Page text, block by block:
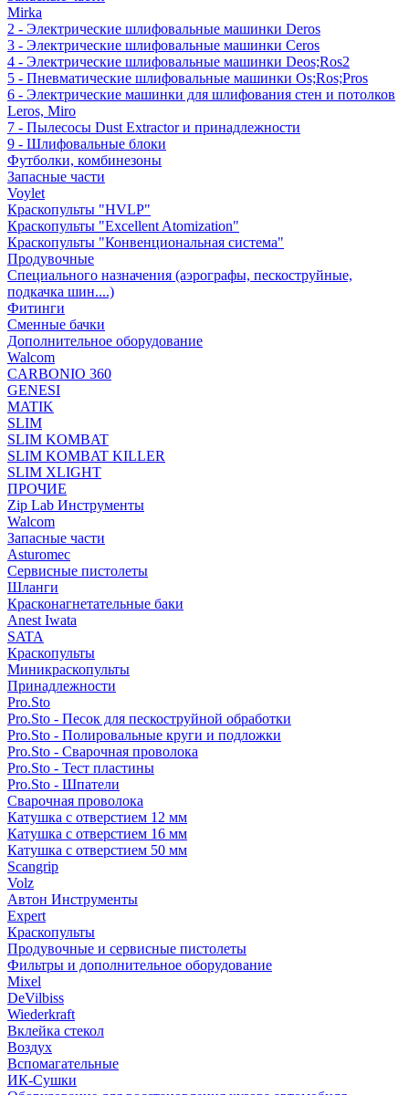
Mirka
2 - Электрические шлифовальные машинки Deros
3 - Электрические шлифовальные машинки Ceros
4 - Электрические шлифовальные машинки Deos;Ros2
5 - Пневматические шлифовальные машинки Os;Ros;Pros
6 - Электрические машинки для шлифования стен и потолков
Leros, Miro
7 - Пылесосы Dust Extractor и принадлежности
9 - Шлифовальные блоки
Футболки, комбинезоны
Запасные части
Voylet
Краскопульты "HVLP"
Краскопульты "Excellent Atomization"
Краскопульты "Конвенциональная система"
Продувочные
Специального назначения (аэрографы, пескоструйные,
подкачка шин....)
Фитинги
Сменные бачки
Дополнительное оборудование
Walcom
CARBONIO 360
GENESI
MATIK
SLIM
SLIM KOMBAT
SLIM KOMBAT KILLER
SLIM XLIGHT
ПРОЧИЕ
Zip Lab Инструменты
Walсom
Запасные части
Asturomec
Сервисные пистолеты
Шланги
Красконагнетательные баки
Anest Iwata
SATA
Краскопульты
Миникраскопульты
Принадлежности
Pro.Sto
Pro.Sto - Песок для пескоструйной обработки
Pro.Sto - Полировальные круги и подложки
Pro.Sto - Сварочная проволока
Pro.Sto - Тест пластины
Pro.Sto - Шпатели
Сварочная проволока
Катушка с отверстием 12 мм
Катушка с отверстием 16 мм
Катушка с отверстием 50 мм
Scangrip
Volz
Автон Инструменты
Expert
Краскопульты
Продувочные и сервисные пистолеты
Фильтры и дополнительное оборудование
Mixel
DeVilbiss
Wiederkraft
Вклейка стекол
Воздух
Вспомагательные
ИК-Сушки